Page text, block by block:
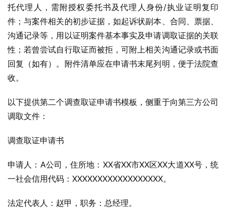
托代理人，需附授权委托书及代理人身份/执业证明复印
件；与案件相关的初步证据，如起诉状副本、合同、票据、
沟通记录等，用以证明案件基本事实及申请调取证据的关联
性；若曾尝试自行取证而被拒，可附上相关沟通记录或书面
回复（如有）。附件清单应在申请书末尾列明，便于法院查
收。
以下提供第二个调查取证申请书模板，侧重于向第三方公司
调取文件：
调查取证申请书
申请人：A公司，住所地：XX省XX市XX区XX大道XX号，统
一社会信用代码：XXXXXXXXXXXXXXXXXX。
法定代表人：赵甲，职务：总经理。